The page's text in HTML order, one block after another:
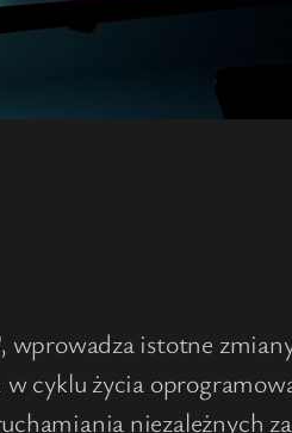
wprowadza istotne
cyklu życia
niezależnych